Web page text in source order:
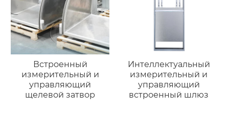
Встроенный
измерительный и
управляющий
щелевой затвор
Интеллектуальный
измерительный и
управляющий
встроенный шлюз